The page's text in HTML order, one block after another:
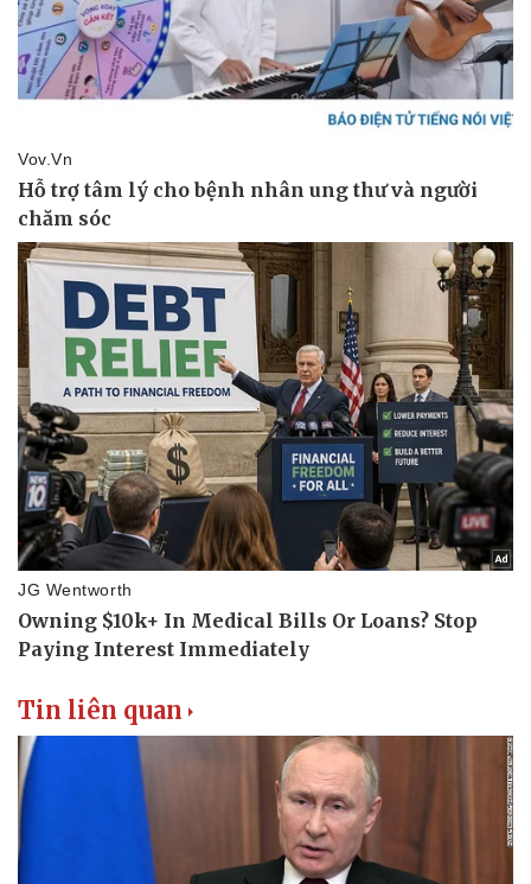
Pháp luật
Vụ án
Tin nóng
Tư vấn luật
Vũ khí
Việt Nam
Phân tích
Tin liên quan